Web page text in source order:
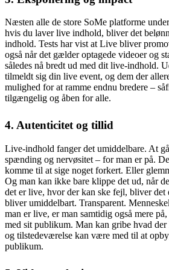
Næsten alle de store SoMe platforme
hvis du laver live indhold, bliver det
indhold. Tests har vist at Live bliver
også når det gælder optagede videoer og
således nå bredt ud med dit live-indhold.
tilmeldt sig din live event, og dem der
mulighed for at ramme endnu bredere –
tilgængelig og åben for alle.
4. Autenticitet og tillid
Live-indhold fanger det umiddelbare. At
spænding og nervøsitet – for man er på.
komme til at sige noget forkert. Eller
Og man kan ikke bare klippe det ud, når
det er live, hvor der kan ske fejl, bliver det
bliver umiddelbart. Transparent.
man er live, er man samtidig også mere
med sit publikum. Man kan gribe hvad
og tilstedeværelse kan være med til at
publikum.